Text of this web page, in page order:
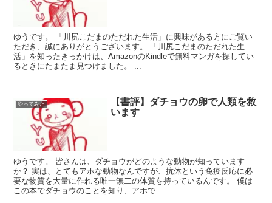
ゆうです。 「川尻こだまのただれた生活」に興味がある方にご覧い
ただき、誠にありがとうございます。 「川尻こだまのただれた生
活」を知ったきっかけは、AmazonのKindleで無料マンガを探してい
るときにたまたま見つけました。 ...
やってみた
【書評】ダチョウの卵で人類を救
います
ゆうです。 皆さんは、ダチョウがどのような動物が知っています
か？ 実は、とてもアホな動物なんですが、抗体という免疫反応に必
要な物質を大量に作れる唯一無二の体質を持っているんです。 僕は
この本でダチョウのことを知り、アホで...